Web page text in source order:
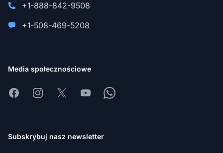
+1-888-842-9508
+1-508-469-5208
Media społecznościowe
FacebookInstagram
X YoutubeWhatsapp
Subskrybuj nasz newsletter